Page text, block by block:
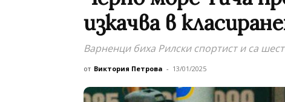
изкачва в
Варненци биха Рилски спортист и са
от Виктория Петрова - 13/01/2025